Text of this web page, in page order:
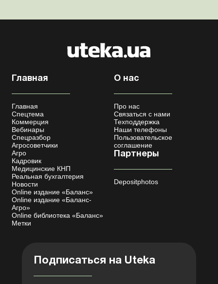
Главная
Главная
Спецтема
Коммерция
Вебинары
Спецразбор
Агросоветчики
Агро
Кадровик
Медицинские КНП
Реальная бухгалтерия
Новости
Online издание «Баланс»
Online издание «Баланс-
Агро»
Online библиотека «Баланс»
Метки
О нас
Про нас
Связаться с нами
Техподдержка
Наши телефоны
Пользовательское
соглашение
Партнеры
Depositphotos
Подписаться на Uteka